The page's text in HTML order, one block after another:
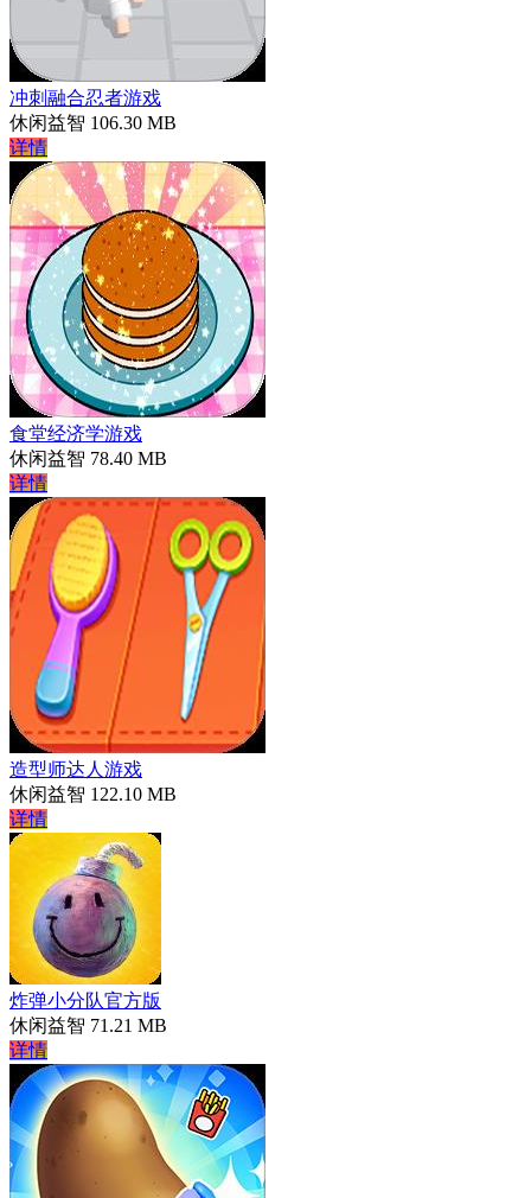
冲刺融合忍者游戏
休闲益智 106.30 MB
详情
食堂经济学游戏
休闲益智 78.40 MB
详情
造型师达人游戏
休闲益智 122.10 MB
详情
炸弹小分队官方版
休闲益智 71.21 MB
详情